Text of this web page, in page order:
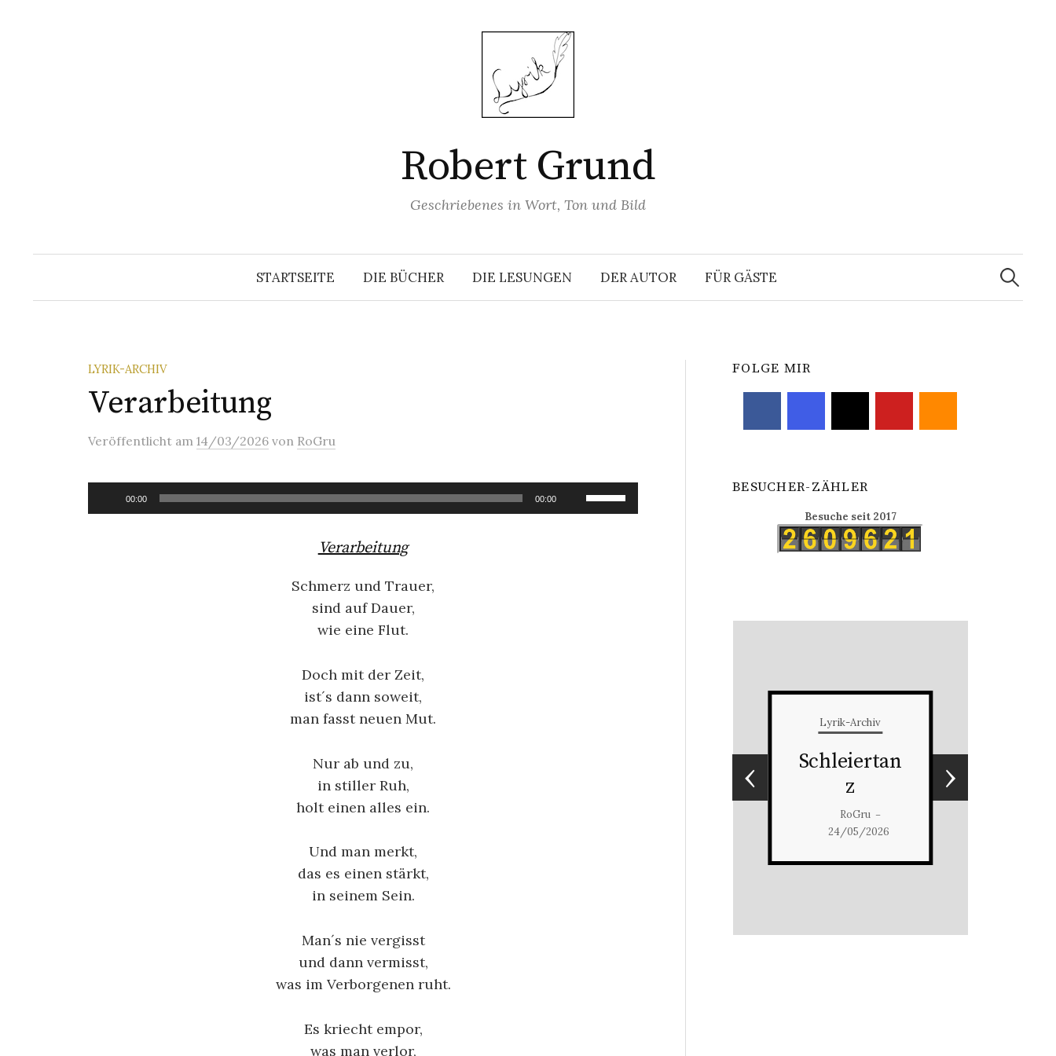
Robert Grund
Geschriebenes in Wort, Ton und Bild
STARTSEITE DIE BÜCHER DIE LESUNGEN DER AUTOR FÜR GÄSTE
Suchen
nach:
LYRIK-ARCHIV
Verarbeitung
Veröffentlicht am 14/03/2026 von RoGru
Audio-
Player
00:00 00:00
Pfeiltasten
Hoch/Runter
Verarbeitung
Schmerz und Trauer,
sind auf Dauer,
wie eine Flut.
Doch mit der Zeit,
ist´s dann soweit,
man fasst neuen Mut.
Nur ab und zu,
in stiller Ruh,
holt einen alles ein.
Und man merkt,
das es einen stärkt,
in seinem Sein.
Man´s nie vergisst
und dann vermisst,
was im Verborgenen ruht.
Es kriecht empor,
was man verlor,
FOLGE MIR
BESUCHER-ZÄHLER
Besuche seit 2017
Lyrik-Archiv
n – ein
Zwiegesprä
ch
02/08/2026
Lyrik-Archiv
Schleiertan
z
RoGru –
24/05/2026
‹ ›